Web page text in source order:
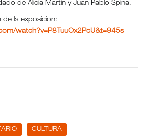
de Alicia Martin y Juan Pablo Spina.
de la exposicion:
watch?v=P8TuuOx2PcU&t=945s
CULTURA